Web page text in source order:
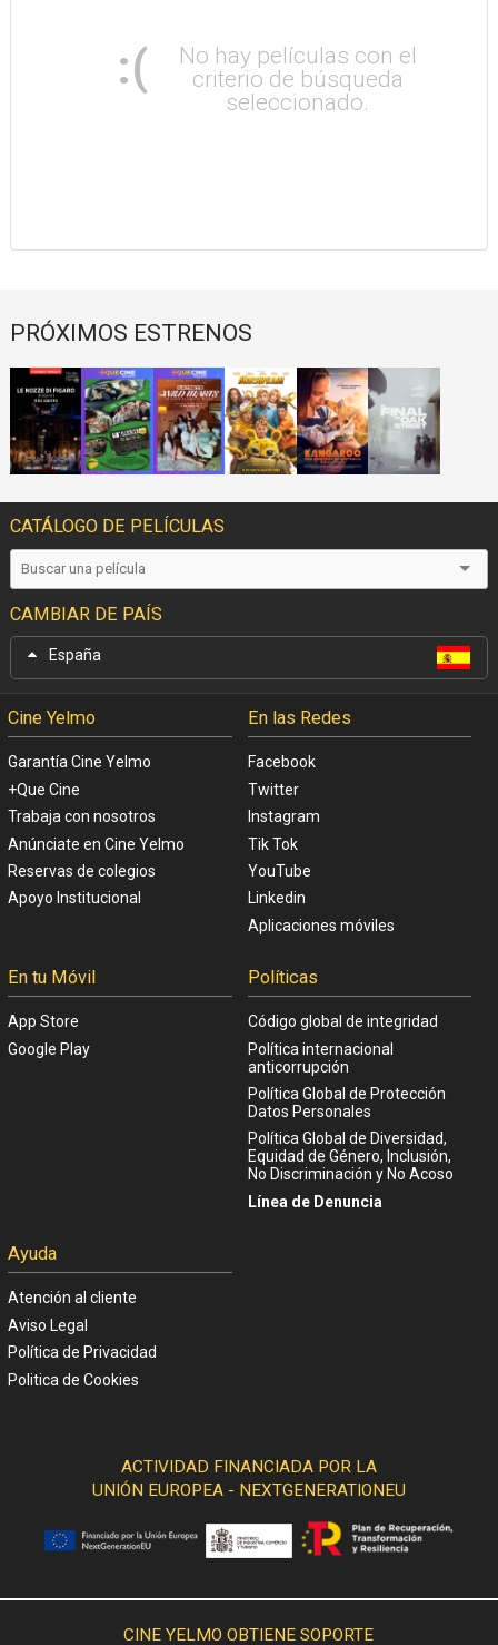
:(
No hay películas con el
criterio de búsqueda
seleccionado.
PRÓXIMOS ESTRENOS
CATÁLOGO DE PELÍCULAS
CAMBIAR DE PAÍS
España
Cine Yelmo
Garantía Cine Yelmo
+Que Cine
Trabaja con nosotros
Anúnciate en Cine Yelmo
Reservas de colegios
Apoyo Institucional
En las Redes
Facebook
Twitter
Instagram
Tik Tok
YouTube
Linkedin
Aplicaciones móviles
En tu Móvil
App Store
Google Play
Políticas
Código global de integridad
Política internacional
anticorrupción
Política Global de Protección
Datos Personales
Política Global de Diversidad,
Equidad de Género, Inclusión,
No Discriminación y No Acoso
Línea de Denuncia
Ayuda
Atención al cliente
Aviso Legal
Política de Privacidad
Politica de Cookies
ACTIVIDAD FINANCIADA POR LA
UNIÓN EUROPEA - NEXTGENERATIONEU
CINE YELMO OBTIENE SOPORTE